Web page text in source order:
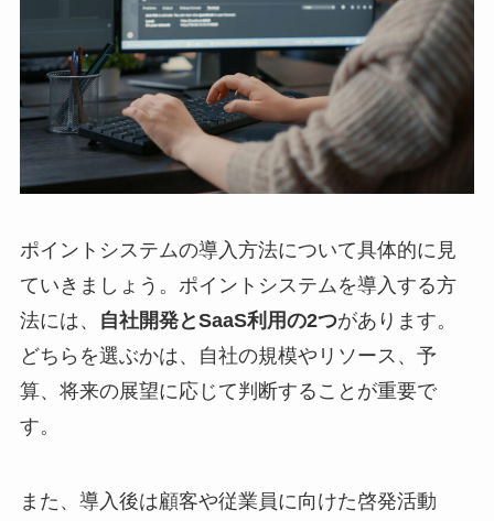
ポイントシステムの導入方法について具体的に見
ていきましょう。ポイントシステムを導入する方
法には、
自社開発とSaaS利用の2つがあります。
どちらを選ぶかは、自社の規模やリソース、予
算、将来の展望に応じて判断することが重要で
す。
また、導入後は顧客や従業員に向けた啓発活動